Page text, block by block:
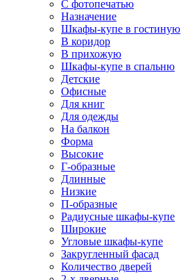
С фотопечатью
Назначение
Шкафы-купе в гостиную
В коридор
В прихожую
Шкафы-купе в спальню
Детские
Офисные
Для книг
Для одежды
На балкон
Форма
Высокие
Г-образные
Длинные
Низкие
П-образные
Радиусные шкафы-купе
Широкие
Угловые шкафы-купе
Закругленный фасад
Количество дверей